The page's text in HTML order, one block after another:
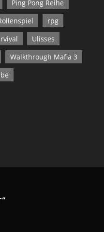
Ping Pong Reihe
rpg
Ulisses
Walkthrough Mafia 3